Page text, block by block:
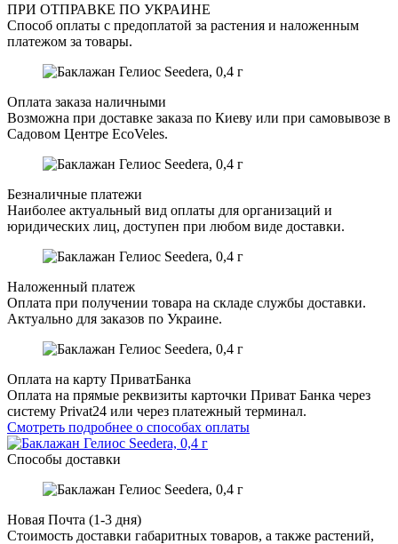
ПРИ ОТПРАВКЕ ПО УКРАИНЕ
Способ оплаты с предоплатой за растения и наложенным
платежом за товары.
Оплата заказа наличными
Возможна при доставке заказа по Киеву или при самовывозе в
Садовом Центре EcoVeles.
Безналичные платежи
Наиболее актуальный вид оплаты для организаций и
юридических лиц, доступен при любом виде доставки.
Наложенный платеж
Оплата при получении товара на складе службы доставки.
Актуально для заказов по Украине.
Оплата на карту ПриватБанка
Оплата на прямые реквизиты карточки Приват Банка через
систему Privat24 или через платежный терминал.
Смотреть подробнее о способах оплаты
Способы доставки
Новая Почта (1-3 дня)
Стоимость доставки габаритных товаров, а также растений,